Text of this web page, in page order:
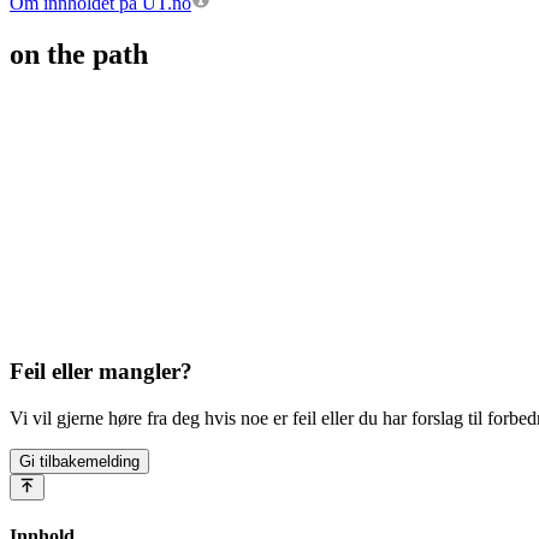
on the path
Feil eller mangler?
Vi vil gjerne høre fra deg hvis noe er feil eller du har forslag til
Gi tilbakemelding